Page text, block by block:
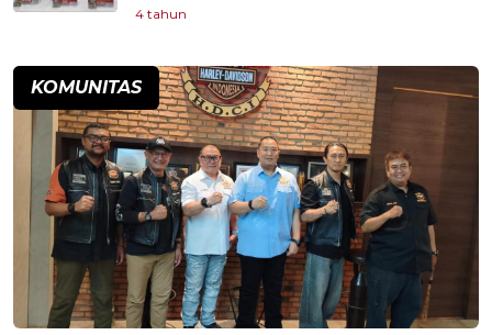
4 tahun
KOMUNITAS